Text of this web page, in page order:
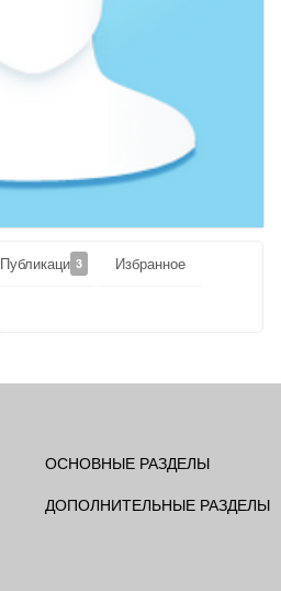
Публикации3 Избранное
ОСНОВНЫЕ РАЗДЕЛЫ
ДОПОЛНИТЕЛЬНЫЕ РАЗДЕЛЫ